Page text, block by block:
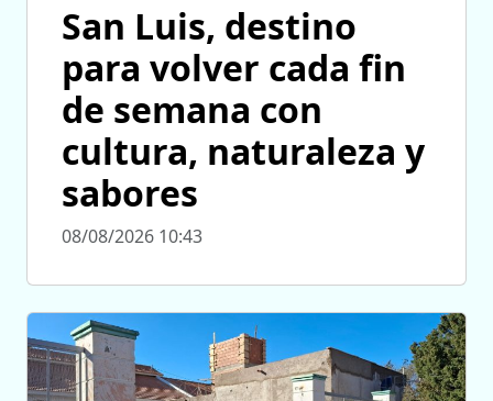
San Luis, destino
para volver cada fin
de semana con
cultura, naturaleza y
sabores
08/08/2026 10:43